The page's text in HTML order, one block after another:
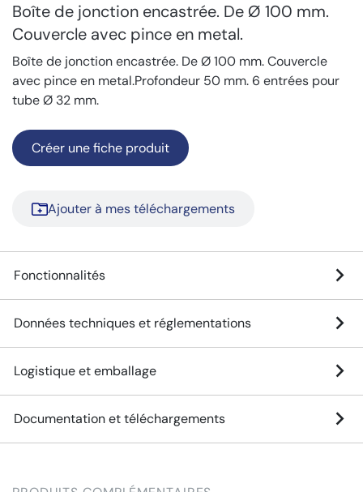
Boîte de jonction encastrée. De Ø 100 mm.
Couvercle avec pince en metal.
Boîte de jonction encastrée. De Ø 100 mm. Couvercle
avec pince en metal.Profondeur 50 mm. 6 entrées pour
tube Ø 32 mm.
Créer une fiche produit
Ajouter à mes téléchargements
Fonctionnalités
Données techniques et réglementations
Logistique et emballage
Documentation et téléchargements